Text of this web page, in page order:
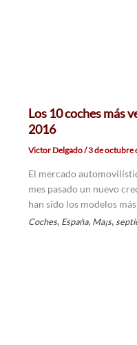
Los 10 coches más
2016
Victor Delgado/3 de octubre
El mercado
mes pasado un nuevo
han sido los modelos
Coches, España, Ma¡s,